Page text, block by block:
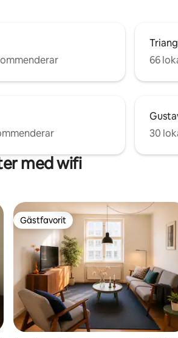
66
30
med wifi
Gästfavorit
Gästfavorit